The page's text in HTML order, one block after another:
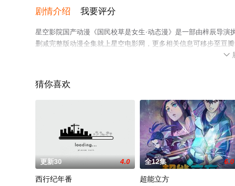
剧情介绍 我要评分
星空影院国产动漫《国民校草是女生·动态漫》是一部由梓辰导
删减完整版动漫全集就上星空电影网，更多相关信息可移步至豆

猜你喜欢
更新30 4.0
西行纪年番
全12集 6.0
超能立方